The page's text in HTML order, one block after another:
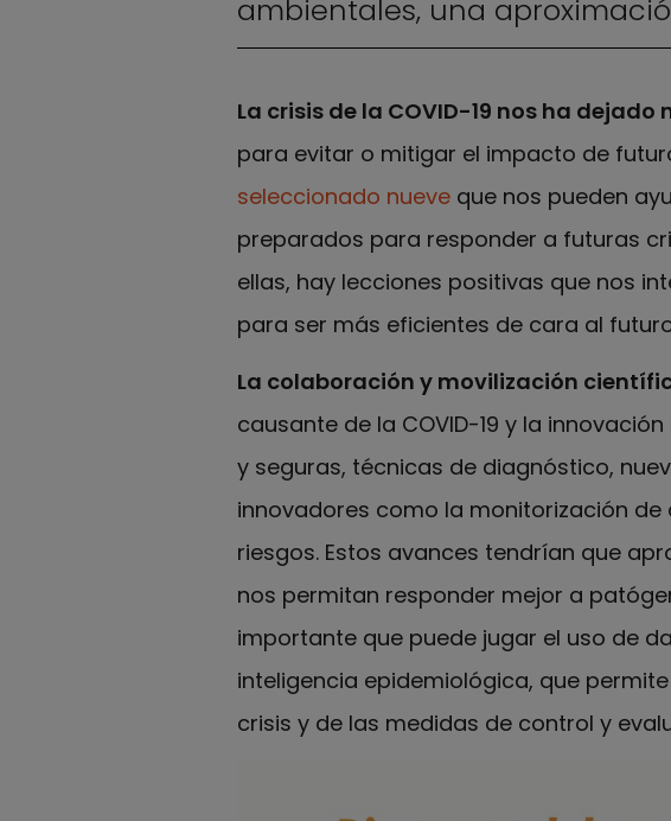
ambientales, una
La crisis de la COVID-19 nos ha
para evitar o mitigar el impacto de
seleccionado nueveque nos pueden
preparados para responder a futuras
ellas, hay lecciones positivas que nos
para ser más eficientes de cara al
La colaboración y movilización
causante de la COVID-19 y la
y seguras, técnicas de diagnóstico,
innovadores como la monitorización
riesgos. Estos avances tendrían que
nos permitan responder mejor a
importante que puede jugar el uso de
inteligencia epidemiológica, que
crisis y de las medidas de control y